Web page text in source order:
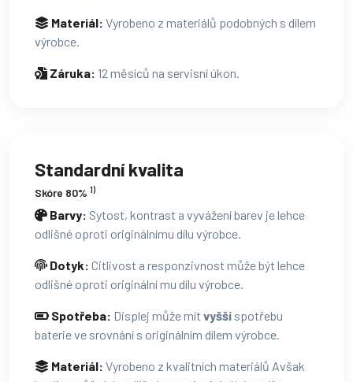
Materiál: Vyrobeno z materiálů podobných s dílem
výrobce.
Záruka: 12 měsíců na servisní úkon.
Standardní kvalita
Skóre 80% 1)
Barvy: Sytost, kontrast a vyvážení barev je lehce
odlišné oproti originálnímu dílu výrobce.
Dotyk: Citlivost a responzivnost může být lehce
odlišné oproti originální mu dílu výrobce.
Spotřeba: Displej může mít vyšší spotřebu
baterie ve srovnání s originálním dílem výrobce.
Materiál: Vyrobeno z kvalitních materiálů Avšak